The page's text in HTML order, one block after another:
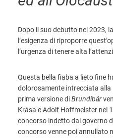
Dopo il suo debutto nel 2023,
l’esigenza di riproporre
l’urgenza di tenere alta
Questa bella fiaba a lieto fine
dolorosamente intrecciata alla
prima versione diBrundibár
Krása e Adolf Hoffmeister nel
concorso indetto dal governo
concorso venne poi annullato